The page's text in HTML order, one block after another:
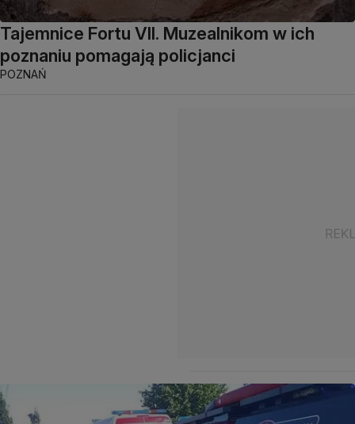
Tajemnice Fortu VII. Muzealnikom w ich
poznaniu pomagają policjanci
POZNAŃ